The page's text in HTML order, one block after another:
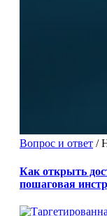
Вопрос и ответ /
Как открыть
пошаговая